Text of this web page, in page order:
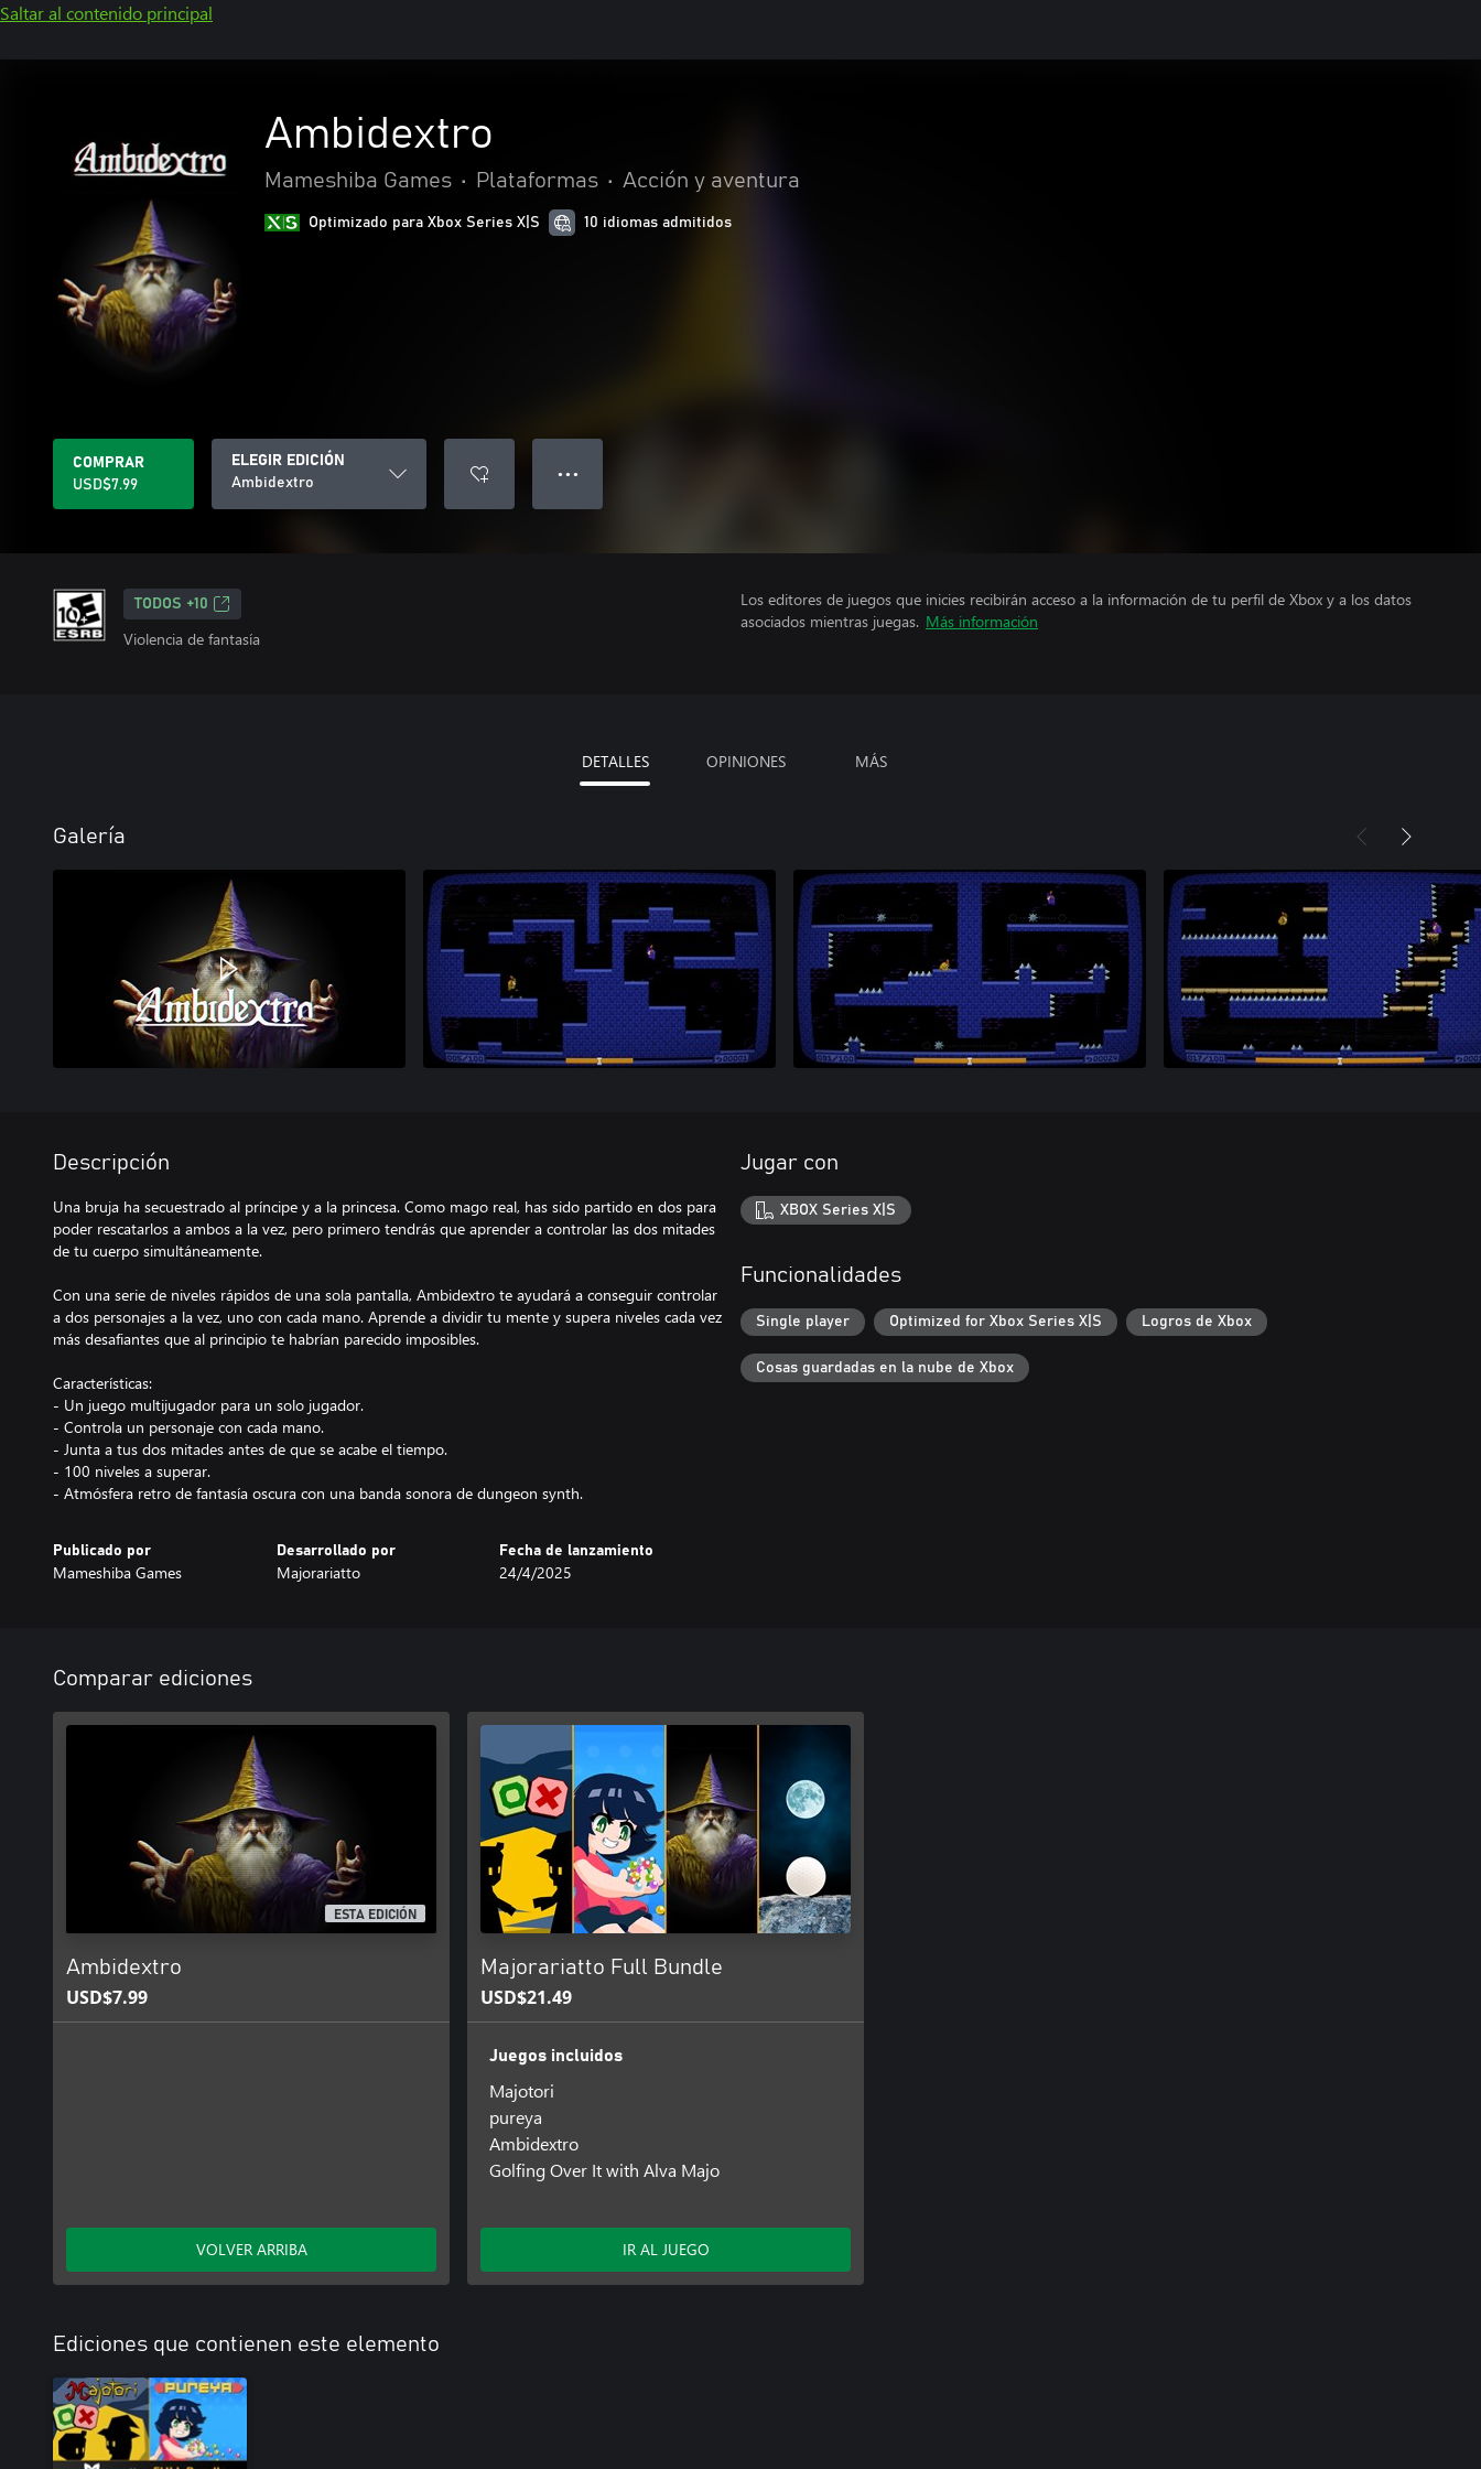
Saltar al contenido principal
Ambidextro
Mameshiba Games • Plataformas • Acción y aventura
Optimizado para Xbox Series X|S 10 idiomas admitidos
COMPRAR
USD$7.99
ELEGIR EDICIÓN
Ambidextro
● ● ●
TODOS +10
Violencia de fantasía
Los editores de juegos que inicies recibirán acceso a la información de tu perfil de Xbox y a los datos
asociados mientras juegas. Más información
DETALLES OPINIONES MÁS
Galería
Descripción
Una bruja ha secuestrado al príncipe y a la princesa. Como mago real, has sido partido en dos para
poder rescatarlos a ambos a la vez, pero primero tendrás que aprender a controlar las dos mitades
de tu cuerpo simultáneamente.
Con una serie de niveles rápidos de una sola pantalla, Ambidextro te ayudará a conseguir controlar
a dos personajes a la vez, uno con cada mano. Aprende a dividir tu mente y supera niveles cada vez
más desafiantes que al principio te habrían parecido imposibles.
Características:
- Un juego multijugador para un solo jugador.
- Controla un personaje con cada mano.
- Junta a tus dos mitades antes de que se acabe el tiempo.
- 100 niveles a superar.
- Atmósfera retro de fantasía oscura con una banda sonora de dungeon synth.
Publicado por
Mameshiba Games
Desarrollado por
Majorariatto
Fecha de lanzamiento
24/4/2025
Jugar con
XBOX Series X|S
Funcionalidades
Single player Optimized for Xbox Series X|S Logros de Xbox
Cosas guardadas en la nube de Xbox
Comparar ediciones
ESTA EDICIÓN
Ambidextro
USD$7.99
VOLVER ARRIBA
Majorariatto Full Bundle
USD$21.49
Juegos incluidos
Majotori
pureya
Ambidextro
Golfing Over It with Alva Majo
IR AL JUEGO
Ediciones que contienen este elemento